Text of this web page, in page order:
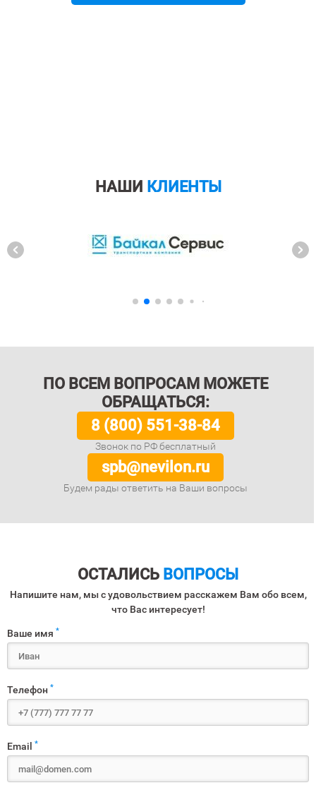
НАШИ КЛИЕНТЫ
ПО ВСЕМ ВОПРОСАМ МОЖЕТЕ
ОБРАЩАТЬСЯ:
8 (800) 551-38-84
Звонок по РФ бесплатный
spb@nevilon.ru
Будем рады ответить на Ваши вопросы
ОСТАЛИСЬ ВОПРОСЫ
Напишите нам, мы с удовольствием расскажем Вам обо всем,
что Вас интересует!
Ваше имя *
Телефон *
Email *